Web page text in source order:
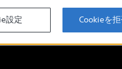
設定 Cookieを